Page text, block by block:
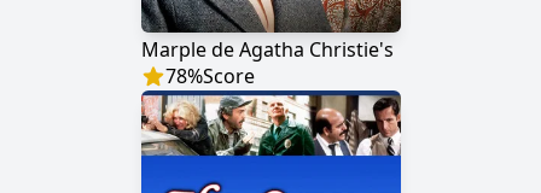
Marple de Agatha Christie's
78%Score